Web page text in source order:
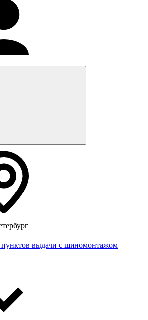
пунктов выдачи с шиномонтажом